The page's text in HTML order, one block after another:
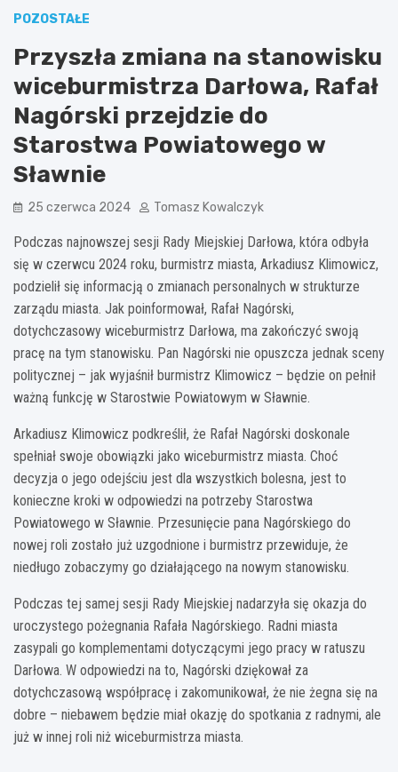
POZOSTAŁE
Przyszła zmiana na stanowisku
wiceburmistrza Darłowa, Rafał
Nagórski przejdzie do
Starostwa Powiatowego w
Sławnie
25 czerwca 2024 Tomasz Kowalczyk
Podczas najnowszej sesji Rady Miejskiej Darłowa, która odbyła
się w czerwcu 2024 roku, burmistrz miasta, Arkadiusz Klimowicz,
podzielił się informacją o zmianach personalnych w strukturze
zarządu miasta. Jak poinformował, Rafał Nagórski,
dotychczasowy wiceburmistrz Darłowa, ma zakończyć swoją
pracę na tym stanowisku. Pan Nagórski nie opuszcza jednak sceny
politycznej – jak wyjaśnił burmistrz Klimowicz – będzie on pełnił
ważną funkcję w Starostwie Powiatowym w Sławnie.
Arkadiusz Klimowicz podkreślił, że Rafał Nagórski doskonale
spełniał swoje obowiązki jako wiceburmistrz miasta. Choć
decyzja o jego odejściu jest dla wszystkich bolesna, jest to
konieczne kroki w odpowiedzi na potrzeby Starostwa
Powiatowego w Sławnie. Przesunięcie pana Nagórskiego do
nowej roli zostało już uzgodnione i burmistrz przewiduje, że
niedługo zobaczymy go działającego na nowym stanowisku.
Podczas tej samej sesji Rady Miejskiej nadarzyła się okazja do
uroczystego pożegnania Rafała Nagórskiego. Radni miasta
zasypali go komplementami dotyczącymi jego pracy w ratuszu
Darłowa. W odpowiedzi na to, Nagórski dziękował za
dotychczasową współpracę i zakomunikował, że nie żegna się na
dobre – niebawem będzie miał okazję do spotkania z radnymi, ale
już w innej roli niż wiceburmistrza miasta.